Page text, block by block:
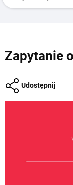
Zapytanie
Udostępnij